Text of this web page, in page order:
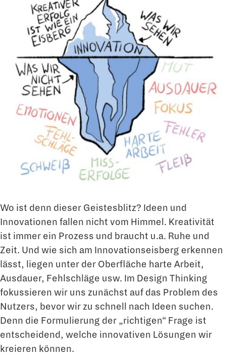
Wo ist denn dieser Geistesblitz? Ideen und
Innovationen fallen nicht vom Himmel. Kreativität
ist immer ein Prozess und braucht u.a. Ruhe und
Zeit. Und wie sich am Innovationseisberg erkennen
lässt, liegen unter der Oberfläche harte Arbeit,
Ausdauer, Fehlschläge usw. Im Design Thinking
fokussieren wir uns zunächst auf das Problem des
Nutzers, bevor wir zu schnell nach Ideen suchen.
Denn die Formulierung der „richtigen“ Frage ist
entscheidend, welche innovativen Lösungen wir
kreieren können.